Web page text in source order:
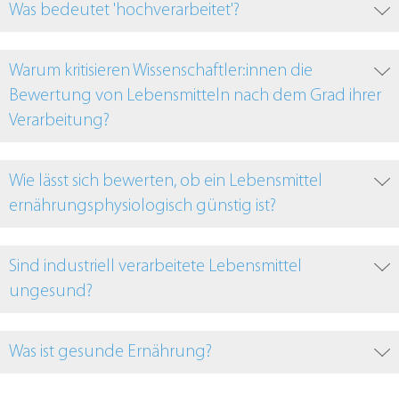
Was bedeutet 'hochverarbeitet'?
Warum kritisieren Wissenschaftler:innen die
Bewertung von Lebensmitteln nach dem Grad ihrer
Verarbeitung?
Wie lässt sich bewerten, ob ein Lebensmittel
ernährungsphysiologisch günstig ist?
Sind industriell verarbeitete Lebensmittel
ungesund?
Was ist gesunde Ernährung?